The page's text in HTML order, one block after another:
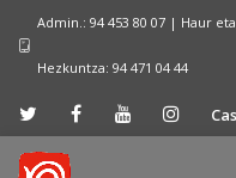
Admin.: 94 453 80 07 | Haur
Hezkuntza: 94 471 04 44